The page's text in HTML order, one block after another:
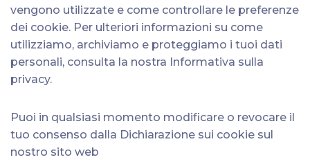
vengono utilizzate e come controllare le preferenze
dei cookie. Per ulteriori informazioni su come
utilizziamo, archiviamo e proteggiamo i tuoi dati
personali, consulta la nostra Informativa sulla
privacy.
Puoi in qualsiasi momento modificare o revocare il
tuo consenso dalla Dichiarazione sui cookie sul
nostro sito web